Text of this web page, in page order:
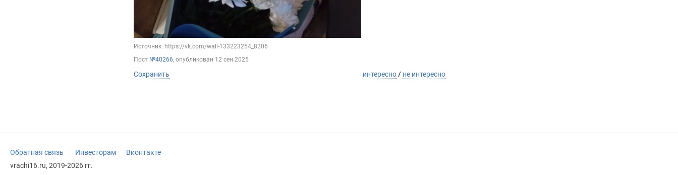
Источник: https://vk.com/wall-133223254_8206
Пост №40266, опубликован 12 сен 2025
Сохранить интересно / не интересно
Обратная связь Инвесторам
Вконтакте
vrachi16.ru, 2019-2026 гг.